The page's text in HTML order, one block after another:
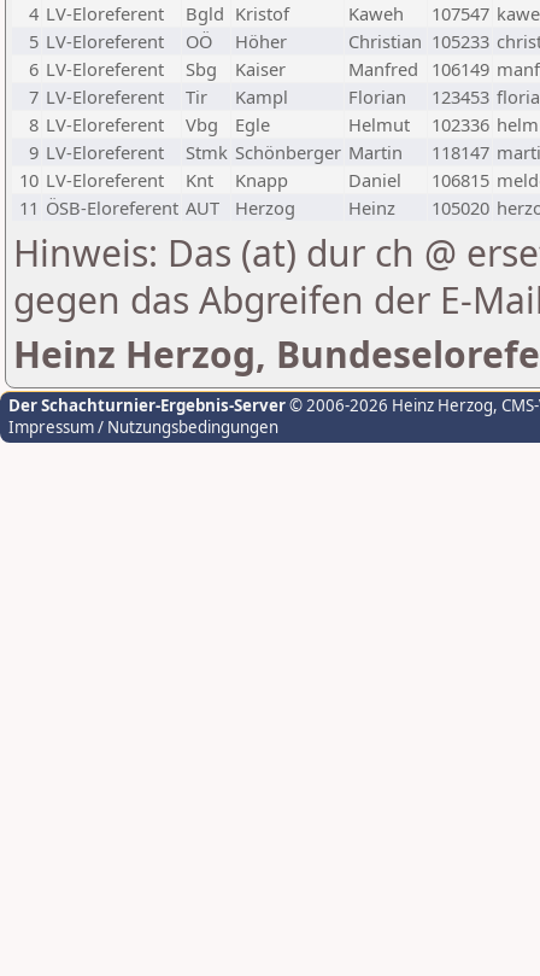
4 LV-Eloreferent Bgld Kristof Kaweh 107547
5 LV-Eloreferent OÖ Höher Christian 105233
6 LV-Eloreferent Sbg Kaiser Manfred 106149
7 LV-Eloreferent Tir Kampl Florian 123453
8 LV-Eloreferent Vbg Egle Helmut 102336
9 LV-Eloreferent Stmk Schönberger Martin 118147
10 LV-Eloreferent Knt Knapp Daniel 106815
11 ÖSB-Eloreferent AUT Herzog Heinz 105020
Hinweis: Das (at) dur ch @
gegen das Abgreifen der E-
Heinz Herzog,
Der Schachturnier-Ergebnis-Server© 2006-2026 Heinz Herzog,
Impressum / Nutzungsbedingungen